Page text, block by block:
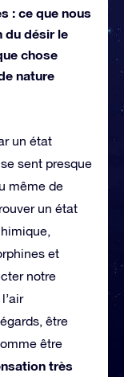
: ce que nous
du désir le
chose
nature
un état
sent presque
même de
un état
et
notre
être
être
très